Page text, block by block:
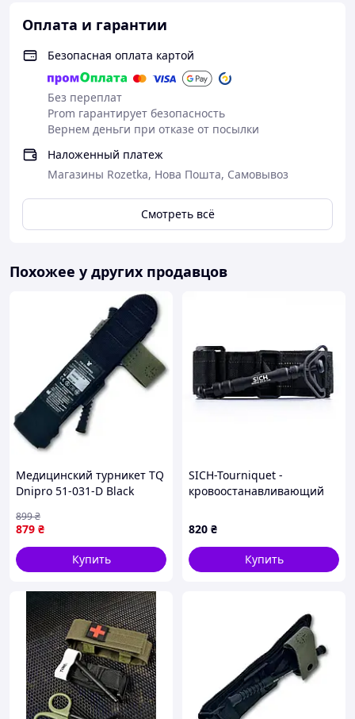
Оплата и гарантии
Безопасная оплата картой
Без переплат
Prom гарантирует безопасность
Вернем деньги при отказе от посылки
Наложенный платеж
Магазины Rozetka, Нова Пошта, Самовывоз
Смотреть всё
Похожее у других продавцов
Медицинский турникет TQ
Dnipro 51-031-D Black
879 ₴
899₴
Купить
SICH-Tourniquet -
кровоостанавливающий
820 ₴
Купить